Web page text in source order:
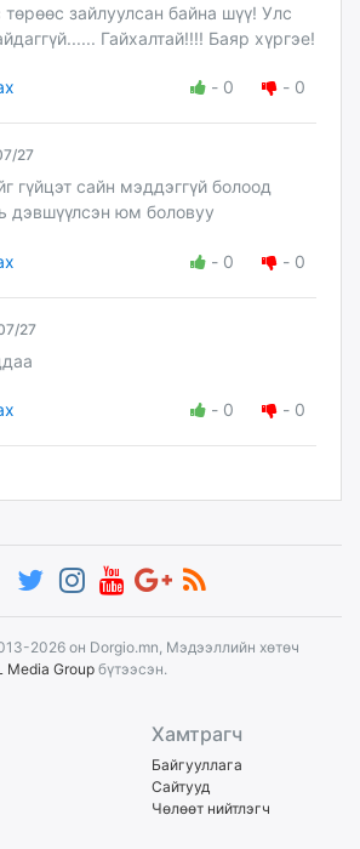
төрөөс зайлуулсан байна шүү! Улс
Гайхалтай!!!! Баяр хүргэе!
- 0 - 0
27
гүйцэт сайн мэддэггүй болоод
дэвшүүлсэн юм боловуу
- 0 - 0
27
- 0 - 0
2026 он Dorgio.mn, Мэдээллийн хөтөч
Media Group бүтээсэн.
Хамтрагч
Байгууллага
Сайтууд
Чөлөөт нийтлэгч